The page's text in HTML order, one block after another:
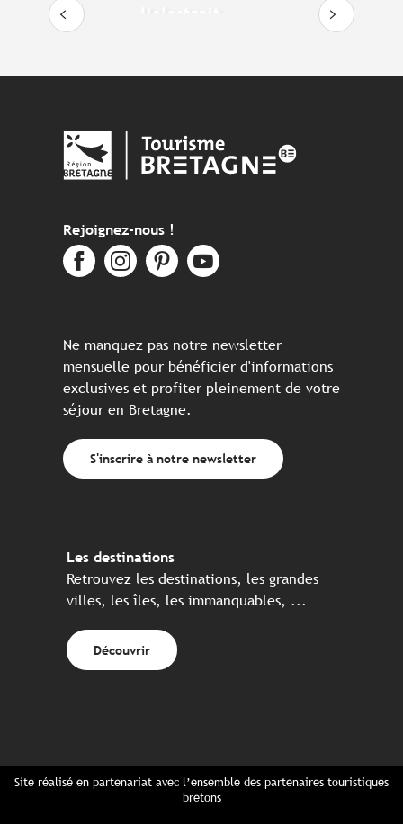
Malestroit
Rejoignez-nous !
Ne manquez pas notre newsletter
mensuelle pour bénéficier d'informations
exclusives et profiter pleinement de votre
séjour en Bretagne.
S'inscrire à notre newsletter
Les destinations
Retrouvez les destinations, les grandes
villes, les îles, les immanquables, ...
Découvrir
Site réalisé en partenariat avec l’ensemble des partenaires touristiques
bretons